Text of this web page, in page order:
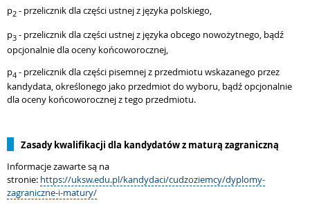
p2 - przelicznik dla części ustnej z języka polskiego,
p3 - przelicznik dla części ustnej z języka obcego nowożytnego, bądź
opcjonalnie dla oceny końcoworocznej,
p4 - przelicznik dla części pisemnej z przedmiotu wskazanego przez
kandydata, określonego jako przedmiot do wyboru, bądź opcjonalnie
dla oceny końcoworocznej z tego przedmiotu.
Zasady kwalifikacji dla kandydatów z maturą zagraniczną
Informacje zawarte są na
stronie: https://uksw.edu.pl/kandydaci/cudzoziemcy/dyplomy-
zagraniczne-i-matury/